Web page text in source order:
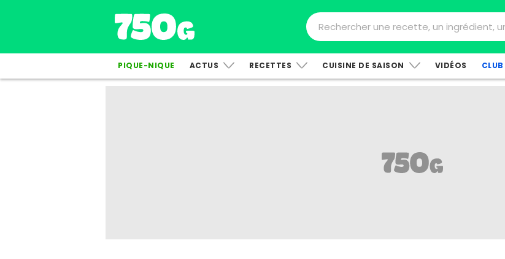
PIQUE-NIQUE ACTUS RECETTES CUISINE DE SAISON VIDÉOS